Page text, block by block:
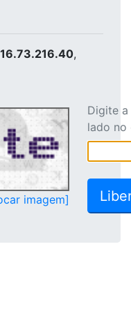
,
imagem]
Digite
lado no